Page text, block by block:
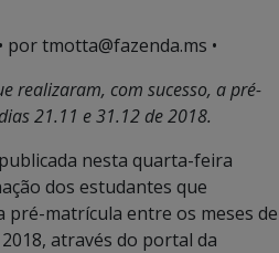
• por tmotta@fazenda.ms •
realizaram, com sucesso, a pré-
21.11 e 31.12 de 2018.
nesta quarta-feira
dos estudantes que
pré-matrícula entre os meses de
através do portal da